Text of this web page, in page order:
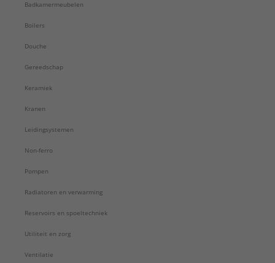
Badkamermeubelen
Boilers
Douche
Gereedschap
Keramiek
Kranen
Leidingsystemen
Non-ferro
Pompen
Radiatoren en verwarming
Reservoirs en spoeltechniek
Utiliteit en zorg
Ventilatie